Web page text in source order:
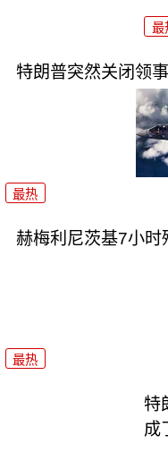
最
特朗普突然关闭领
最热
赫梅利尼茨基7小时
最热
特
成